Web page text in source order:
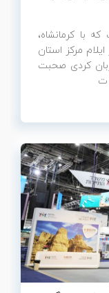
با کرمانشاه،
مرکز استان
کردی صحبت
ت